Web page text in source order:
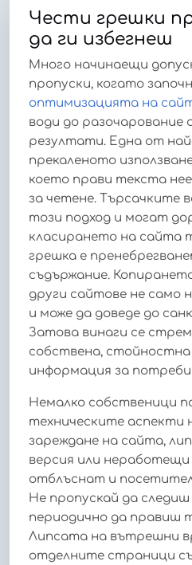
Чести грешки
да ги избегнеш
Много начинаещи
пропуски, когато
оптимизацията на
води до разочарование
резултати. Една от
прекаленото
което прави текста
за четене. Търсачките
този подход и могат
класирането на сайта
грешка е
съдържание.
други сайтове не само
и може да доведе до
Затова винаги се
собствена,
информация за
Немалко собственици
техническите аспекти
зареждане на сайта,
версия или
отблъснат и
Не пропускай да
периодично да правиш
Липсата на вътрешни
отделните страници